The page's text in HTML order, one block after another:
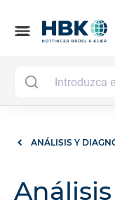
menu
ANÁLISIS Y